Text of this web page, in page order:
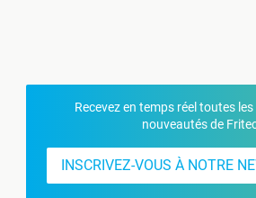
Recevez en temps réel toutes
nouveautés de
INSCRIVEZ-VOUS À NOTRE